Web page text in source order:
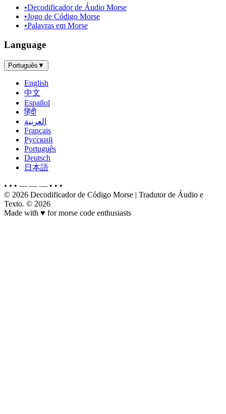
•Decodificador de Áudio Morse
•Jogo de Código Morse
•Palavras em Morse
Language
Português ▼
English
中文
Español
हिंदी
العربية
Français
Русский
Português
Deutsch
日本語
• • • — — — • • •
© 2026 Decodificador de Código Morse | Tradutor de Áudio e
Texto. © 2026
Made with ♥ for morse code enthusiasts